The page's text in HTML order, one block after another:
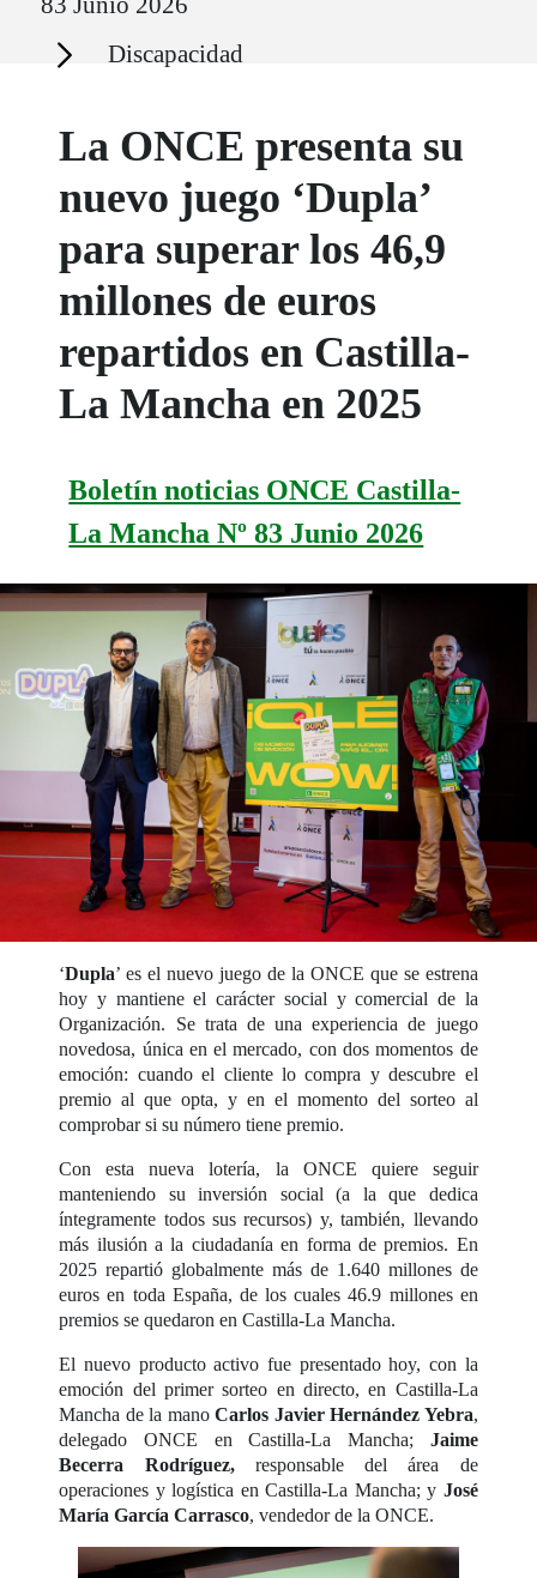
Secciones Discapacidad
La ONCE presenta su
nuevo juego ‘Dupla’
para superar los 46,9
millones de euros
repartidos en Castilla-
La Mancha en 2025
Boletín noticias ONCE Castilla-
La Mancha Nº 83 Junio 2026
‘Dupla’ es el nuevo juego de la ONCE que se estrena
hoy y mantiene el carácter social y comercial de la
Organización. Se trata de una experiencia de juego
novedosa, única en el mercado, con dos momentos de
emoción: cuando el cliente lo compra y descubre el
premio al que opta, y en el momento del sorteo al
comprobar si su número tiene premio.
Con esta nueva lotería, la ONCE quiere seguir
manteniendo su inversión social (a la que dedica
íntegramente todos sus recursos) y, también, llevando
más ilusión a la ciudadanía en forma de premios. En
2025 repartió globalmente más de 1.640 millones de
euros en toda España, de los cuales 46.9 millones en
premios se quedaron en Castilla-La Mancha.
El nuevo producto activo fue presentado hoy, con la
emoción del primer sorteo en directo, en Castilla-La
Mancha de la manoCarlos Javier Hernández Yebra,
delegado ONCE en Castilla-La Mancha; Jaime
Becerra Rodríguez,responsable del área de
operaciones y logística en Castilla-La Mancha; y José
María García Carrasco, vendedor de la ONCE.